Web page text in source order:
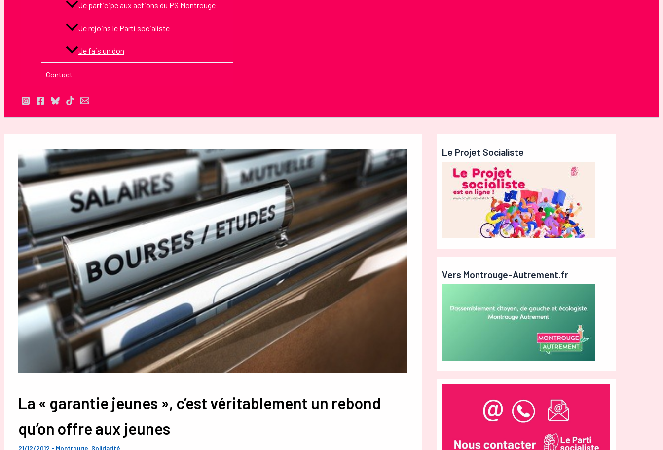
Je participe aux actions du PS Montrouge
Je rejoins le Parti socialiste
Je fais un don
Contact
La « garantie jeunes », c’est véritablement un rebond
qu’on offre aux jeunes
21/12/2012 - Montrouge, Solidarité
Le Projet Socialiste
Vers Montrouge-Autrement.fr